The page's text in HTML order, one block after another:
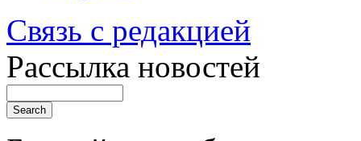
Связь с редакцией
Рассылка новостей